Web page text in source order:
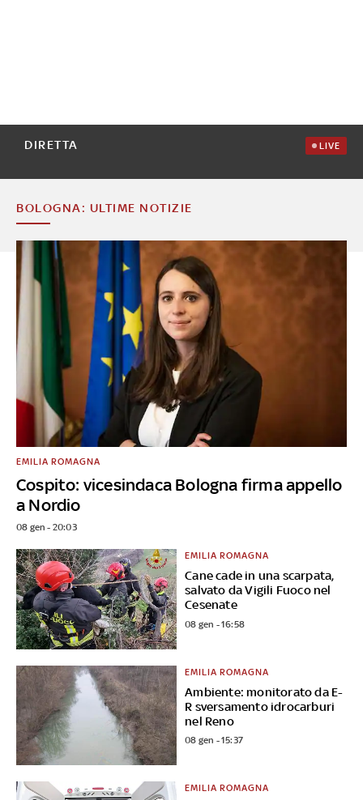
DIRETTA LIVE
BOLOGNA: ULTIME NOTIZIE
Cospito: vicesindaca Bologna firma appello
a Nordio
EMILIA ROMAGNA
08 gen - 20:03
Cane cade in una scarpata,
salvato da Vigili Fuoco nel
Cesenate
EMILIA ROMAGNA
08 gen - 16:58
Ambiente: monitorato da E-
R sversamento idrocarburi
nel Reno
EMILIA ROMAGNA
08 gen - 15:37
EMILIA ROMAGNA